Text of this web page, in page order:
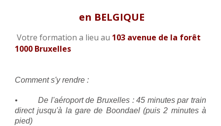
FORUM
CONTACT
en BELGIQUE
Votre formation a lieu au 103 avenue de la forêt
1000 Bruxelles
Comment s'y rendre :
• De l'aéroport de Bruxelles : 45 minutes par train
direct jusqu'à la gare de Boondael (puis 2 minutes à
pied)